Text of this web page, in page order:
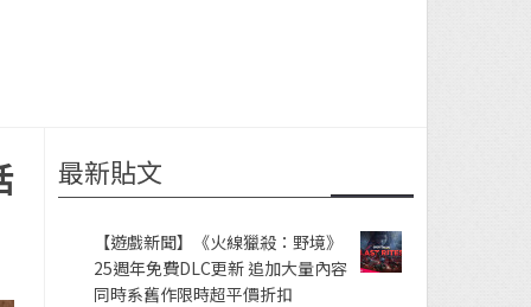
最新貼文
【遊戲新聞】《火線獵殺：野境》
25週年免費DLC更新 追加大量內容
同時系舊作限時超平價折扣